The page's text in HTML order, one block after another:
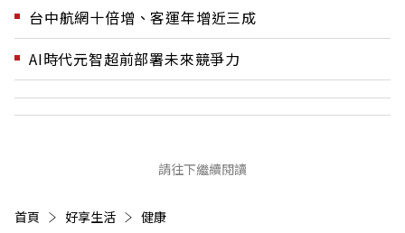
台中航網十倍增、客運年增近三成
AI時代元智超前部署未來競爭力
請往下繼續閱讀
首頁 好享生活 健康